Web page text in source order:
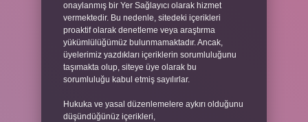
onaylanmış bir Yer Sağlayıcı olarak hizmet
vermektedir. Bu nedenle, sitedeki içerikleri
proaktif olarak denetleme veya araştırma
yükümlülüğümüz bulunmamaktadır. Ancak,
üyelerimiz yazdıkları içeriklerin sorumluluğunu
taşımakta olup, siteye üye olarak bu
sorumluluğu kabul etmiş sayılırlar.
Hukuka ve yasal düzenlemelere aykırı olduğunu
düşündüğünüz içerikleri,